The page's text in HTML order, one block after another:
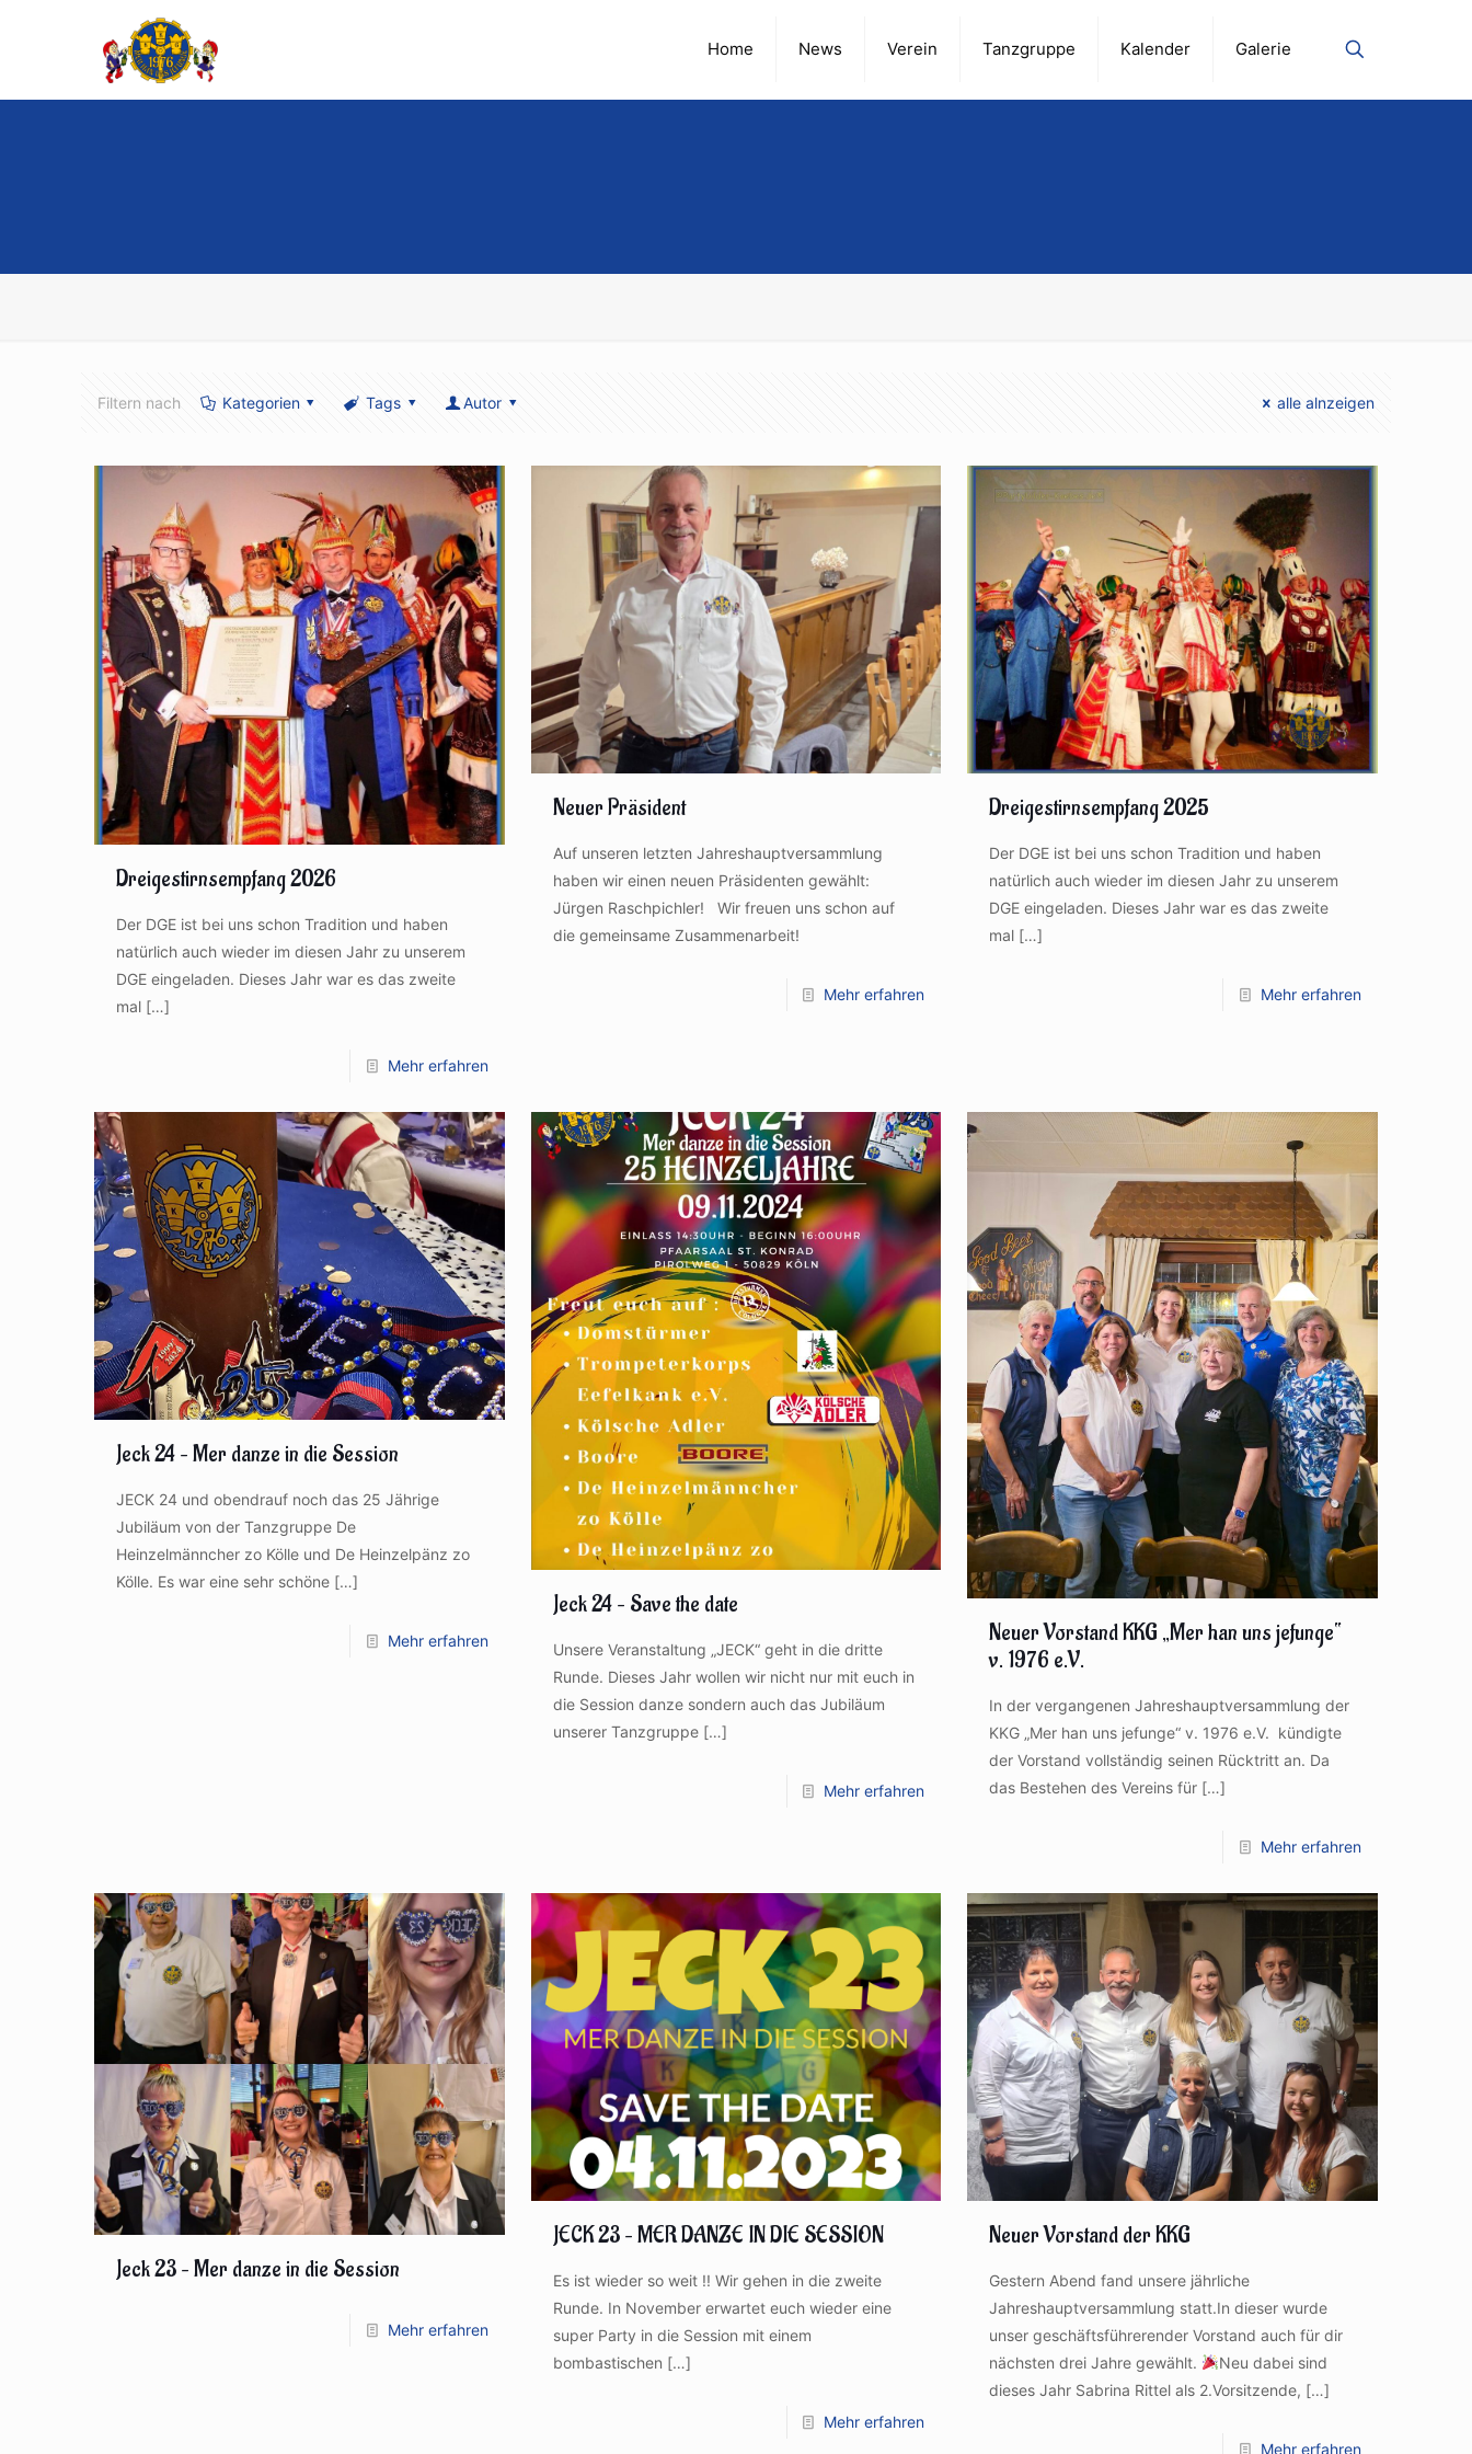
Home News Verein Tanzgruppe Kalender Galerie
Filtern nach Kategorien Tags Autor alle alnzeigen
Dreigestirnsempfang 2026
Der DGE ist bei uns schon Tradition und haben
natürlich auch wieder im diesen Jahr zu unserem
DGE eingeladen. Dieses Jahr war es das zweite
mal[…]
Mehr erfahren
Neuer Präsident
Auf unseren letzten Jahreshauptversammlung
haben wir einen neuen Präsidenten gewählt:
Jürgen Raschpichler! Wir freuen uns schon auf
die gemeinsame Zusammenarbeit!
Mehr erfahren
Dreigestirnsempfang 2025
Der DGE ist bei uns schon Tradition und haben
natürlich auch wieder im diesen Jahr zu unserem
DGE eingeladen. Dieses Jahr war es das zweite
mal […]
Mehr erfahren
Jeck 24 – Mer danze in die Session
JECK 24 und obendrauf noch das 25 Jährige
Jubiläum von der Tanzgruppe De
Heinzelmänncher zo Kölle und De Heinzelpänz zo
Kölle. Es war eine sehr schöne[…]
Mehr erfahren
Jeck 24 – Save the date
Unsere Veranstaltung „JECK“ geht in die dritte
Runde. Dieses Jahr wollen wir nicht nur mit euch in
die Session danze sondern auch das Jubiläum
unserer Tanzgruppe[…]
Mehr erfahren
Neuer Vorstand KKG „Mer han uns jefunge“
v. 1976 e.V.
In der vergangenen Jahreshauptversammlung der
KKG „Mer han uns jefunge“ v. 1976 e.V. kündigte
der Vorstand vollständig seinen Rücktritt an. Da
das Bestehen des Vereins für […]
Mehr erfahren
Jeck 23 – Mer danze in die Session
Mehr erfahren
JECK 23 – MER DANZE IN DIE SESSION
Es ist wieder so weit !! Wir gehen in die zweite
Runde. In November erwartet euch wieder eine
super Party in die Session mit einem
bombastischen […]
Mehr erfahren
Neuer Vorstand der KKG
Gestern Abend fand unsere jährliche
Jahreshauptversammlung statt.In dieser wurde
unser geschäftsführerender Vorstand auch für dir
nächsten drei Jahre gewählt.
Neu dabei sind
dieses Jahr Sabrina Rittel als 2.Vorsitzende, […]
Mehr erfahren